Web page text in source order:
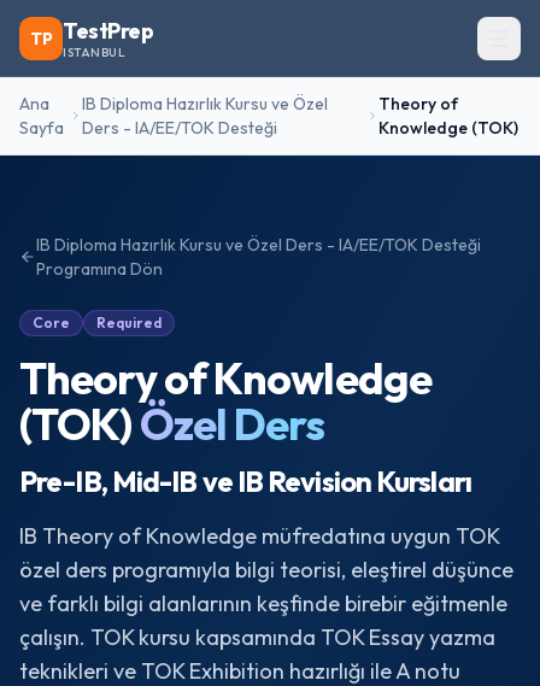
TP TestPrep
ISTANBUL
Ana
Sayfa
IB Diploma Hazırlık Kursu ve Özel
Ders - IA/EE/TOK Desteği
Theory of
Knowledge (TOK)
IB Diploma Hazırlık Kursu ve Özel Ders - IA/EE/TOK Desteği
Programına Dön
Core Required
Theory of Knowledge
(TOK)Özel Ders
Pre-IB, Mid-IB ve IB Revision Kursları
IB Theory of Knowledge müfredatına uygun TOK
özel ders programıyla bilgi teorisi, eleştirel düşünce
ve farklı bilgi alanlarının keşfinde birebir eğitmenle
çalışın. TOK kursu kapsamında TOK Essay yazma
teknikleri ve TOK Exhibition hazırlığı ile A notu